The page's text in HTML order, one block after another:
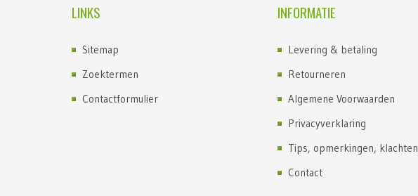
LINKS
Sitemap
Zoektermen
Contactformulier
INFORMATIE
Levering & betaling
Retourneren
Algemene Voorwaarden
Privacyverklaring
Tips, opmerkingen, klachten
Contact